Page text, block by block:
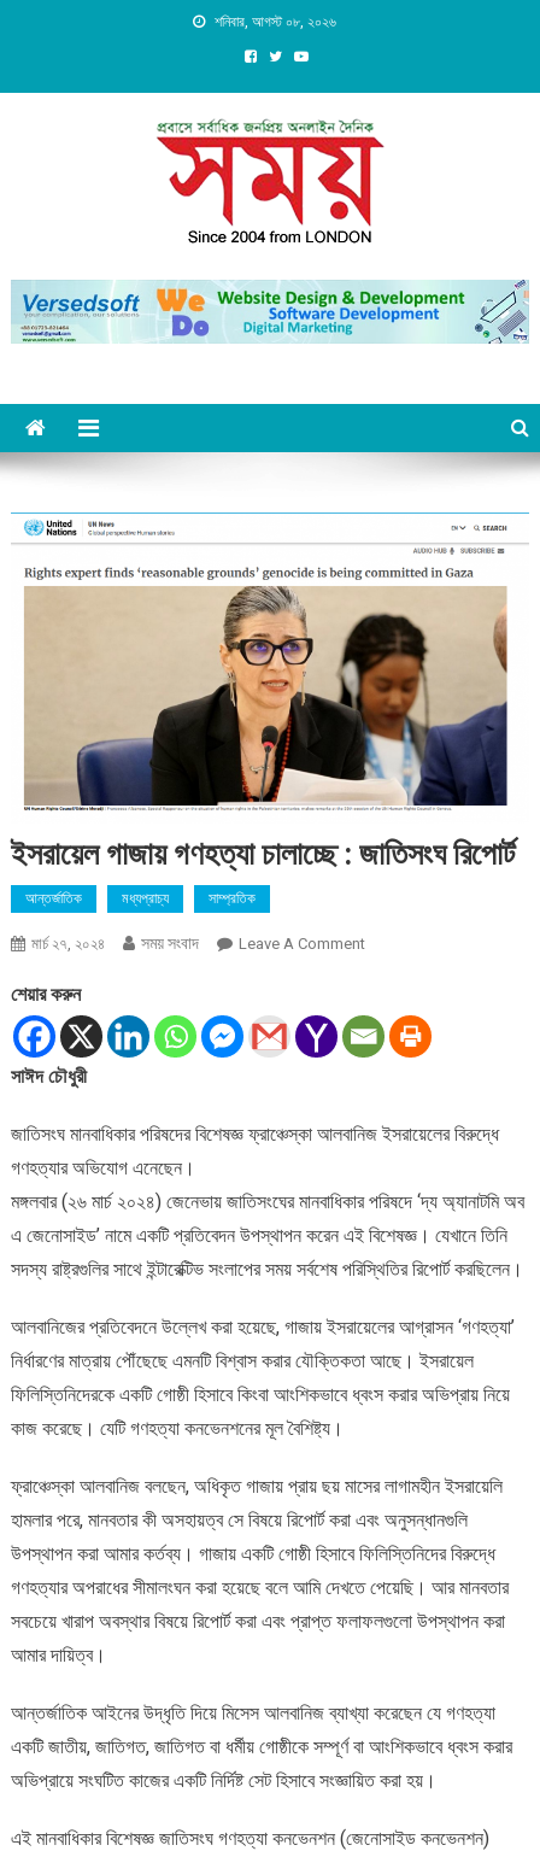
শনিবার, আগস্ট ০৮, ২০২৬
Daily Shomoy, Since 2004
from LONDON
ইসরায়েল গাজায় গণহত্যা চালাচ্ছে : জাতিসংঘ রিপোর্ট
আন্তর্জাতিক মধ্যপ্রাচ্য সাম্প্রতিক
মার্চ ২৭, ২০২৪ সময় সংবাদ Leave A CommentOn
গণহত্যা
চালাচ্ছে
রিপোর্ট
শেয়ার করুন
সাঈদ চৌধুরী
জাতিসংঘ মানবাধিকার পরিষদের বিশেষজ্ঞ ফ্রাঞ্চেস্কা আলবানিজ ইসরায়েলের বিরুদ্ধে
গণহত্যার অভিযোগ এনেছেন।
মঙ্গলবার (২৬ মার্চ ২০২৪) জেনেভায় জাতিসংঘের মানবাধিকার পরিষদে ‘দ্য অ্যানাটমি অব
এ জেনোসাইড’ নামে একটি প্রতিবেদন উপস্থাপন করেন এই বিশেষজ্ঞ। যেখানে তিনি
সদস্য রাষ্ট্রগুলির সাথে ইন্টারেক্টিভ সংলাপের সময় সর্বশেষ পরিস্থিতির রিপোর্ট করছিলেন।
আলবানিজের প্রতিবেদনে উল্লেখ করা হয়েছে, গাজায় ইসরায়েলের আগ্রাসন ‘গণহত্যা’
নির্ধারণের মাত্রায় পৌঁছেছে এমনটি বিশ্বাস করার যৌক্তিকতা আছে। ইসরায়েল
ফিলিস্তিনিদেরকে একটি গোষ্ঠী হিসাবে কিংবা আংশিকভাবে ধ্বংস করার অভিপ্রায় নিয়ে
কাজ করেছে। যেটি গণহত্যা কনভেনশনের মূল বৈশিষ্ট্য।
ফ্রাঞ্চেস্কা আলবানিজ বলছেন, অধিকৃত গাজায় প্রায় ছয় মাসের লাগামহীন ইসরায়েলি
হামলার পরে, মানবতার কী অসহায়ত্ব সে বিষয়ে রিপোর্ট করা এবং অনুসন্ধানগুলি
উপস্থাপন করা আমার কর্তব্য। গাজায় একটি গোষ্ঠী হিসাবে ফিলিস্তিনিদের বিরুদ্ধে
গণহত্যার অপরাধের সীমালংঘন করা হয়েছে বলে আমি দেখতে পেয়েছি। আর মানবতার
সবচেয়ে খারাপ অবস্থার বিষয়ে রিপোর্ট করা এবং প্রাপ্ত ফলাফলগুলো উপস্থাপন করা
আমার দায়িত্ব।
আন্তর্জাতিক আইনের উদ্ধৃতি দিয়ে মিসেস আলবানিজ ব্যাখ্যা করেছেন যে গণহত্যা
একটি জাতীয়, জাতিগত, জাতিগত বা ধর্মীয় গোষ্ঠীকে সম্পূর্ণ বা আংশিকভাবে ধ্বংস করার
অভিপ্রায়ে সংঘটিত কাজের একটি নির্দিষ্ট সেট হিসাবে সংজ্ঞায়িত করা হয়।
এই মানবাধিকার বিশেষজ্ঞ জাতিসংঘ গণহত্যা কনভেনশন (জেনোসাইড কনভেনশন)